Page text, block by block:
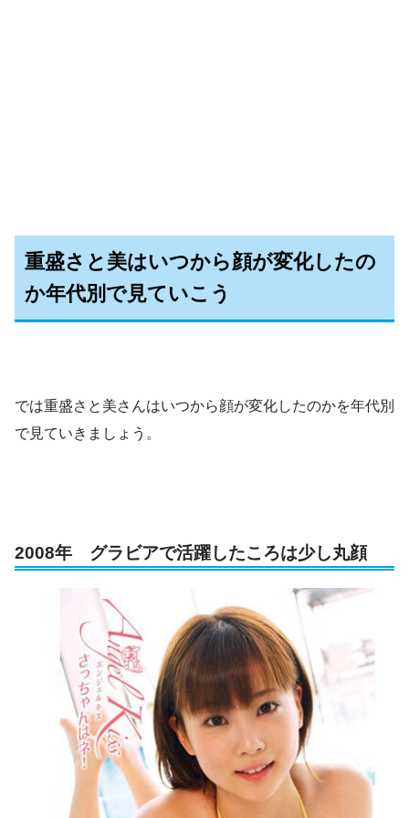
重盛さと美はいつから顔が変化したの
か年代別で見ていこう
では重盛さと美さんはいつから顔が変化したのかを年代別
で見ていきましょう。
2008年 グラビアで活躍したころは少し丸顔